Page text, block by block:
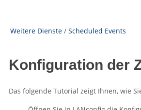
Weitere Dienste / Scheduled Events
Konfiguration der
Das folgende Tutorial zeigt Ihnen, wie